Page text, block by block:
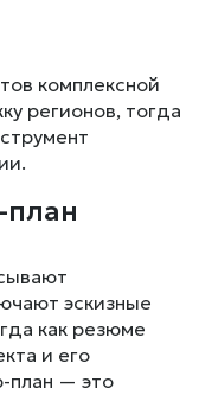
комплексной
регионов, тогда
план
эскизные
как резюме
и его
план — это